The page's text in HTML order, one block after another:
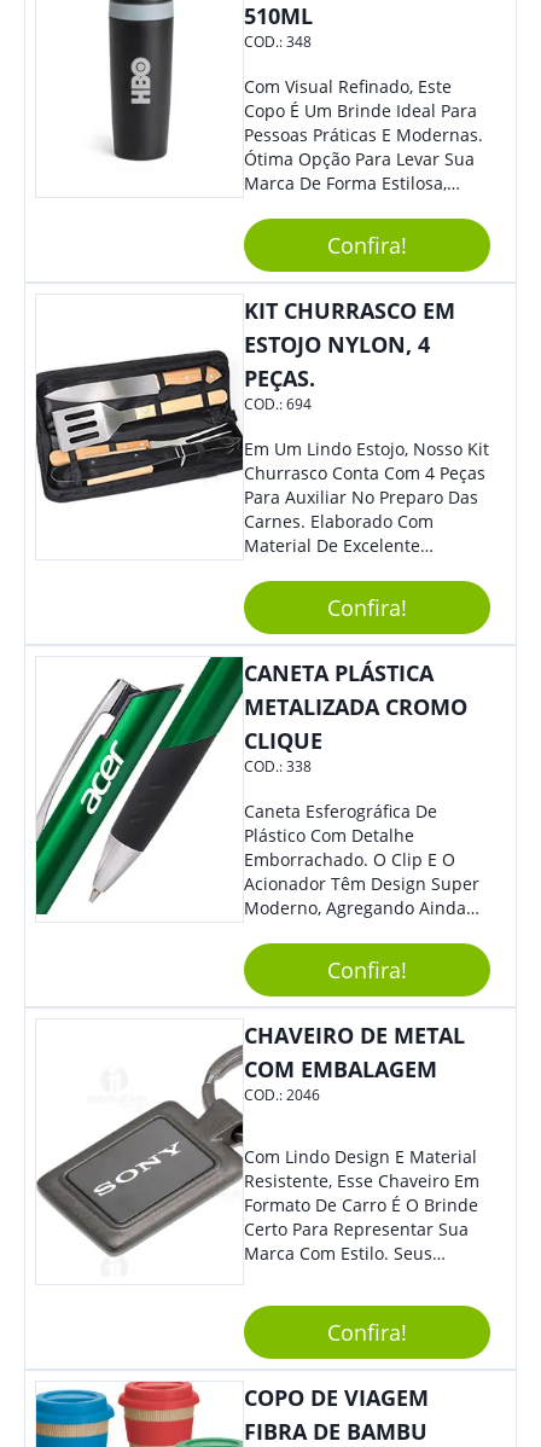
510ML
COD.:348
Com Visual Refinado, Este
Copo É Um Brinde Ideal Para
Pessoas Práticas E Modernas.
Ótima Opção Para Levar Sua
Marca De Forma Estilosa,
Empresa Em Eventos,
Reuniões Corporativas Ou Até
Mesmo Para Presentear
Colaboradores.
Confira!
KIT CHURRASCO EM
ESTOJO NYLON, 4
PEÇAS.
COD.:694
Em Um Lindo Estojo, Nosso Kit
Churrasco Conta Com 4 Peças
Para Auxiliar No Preparo Das
Carnes. Elaborado Com
Material De Excelente
Tradicional, Sem Dúvidas É O
Brinde Certo Para Todos Os
Públicos. Personalize-O Com
Sua Marca. Seus Clientes E
Irão Adorar.
Confira!
CANETA PLÁSTICA
METALIZADA CROMO
CLIQUE
COD.:338
Caneta Esferográfica De
Plástico Com Detalhe
Emborrachado. O Clip E O
Acionador Têm Design Super
Moderno, Agregando Ainda
Marca.
Confira!
CHAVEIRO DE METAL
COM EMBALAGEM
COD.:2046
Com Lindo Design E Material
Resistente, Esse Chaveiro Em
Formato De Carro É O Brinde
Certo Para Representar Sua
Marca Com Estilo. Seus
Adorar.
Confira!
COPO DE VIAGEM
FIBRA DE BAMBU